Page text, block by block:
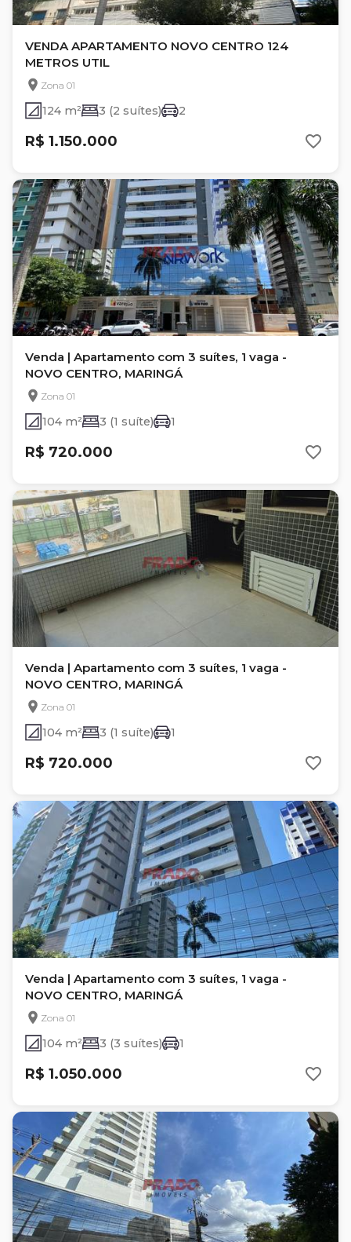
VENDA APARTAMENTO NOVO CENTRO 124
METROS UTIL
Zona 01
124 m² 3 (2 suítes) 2
R$ 1.150.000
Venda | Apartamento com 3 suítes, 1 vaga -
NOVO CENTRO, MARINGÁ
Zona 01
104 m² 3 (1 suíte) 1
R$ 720.000
Venda | Apartamento com 3 suítes, 1 vaga -
NOVO CENTRO, MARINGÁ
Zona 01
104 m² 3 (1 suíte) 1
R$ 720.000
Venda | Apartamento com 3 suítes, 1 vaga -
NOVO CENTRO, MARINGÁ
Zona 01
104 m² 3 (3 suítes) 1
R$ 1.050.000